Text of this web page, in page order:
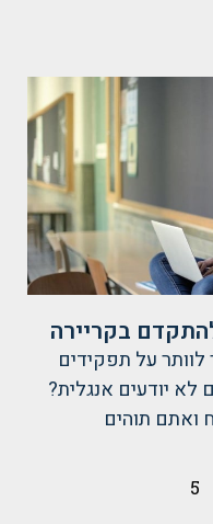
בקריירה
על תפקידים
יודעים אנגלית?
ואתם תוהים
5